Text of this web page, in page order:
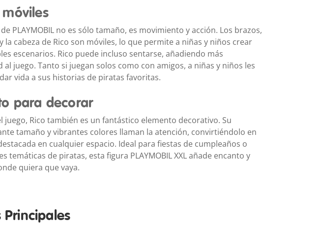
PLAYMOBIL no es sólo tamaño, es movimiento y acción. Los brazos,
la cabeza de Rico son móviles, lo que permite a niñas y niños crear
escenarios. Rico puede incluso sentarse, añadiendo más
al juego. Tanto si juegan solos como con amigos, a niñas y niños les
vida a sus historias de piratas favoritas.
para decorar
juego, Rico también es un fantástico elemento decorativo. Su
tamaño y vibrantes colores llaman la atención, convirtiéndolo en
en cualquier espacio. Ideal para fiestas de cumpleaños o
temáticas de piratas, esta figura PLAYMOBIL XXL añade encanto y
quiera que vaya.
Principales